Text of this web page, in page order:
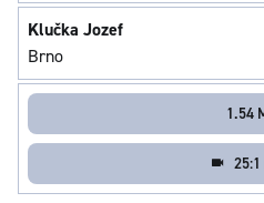
Klučka Jozef
Brno
1.54